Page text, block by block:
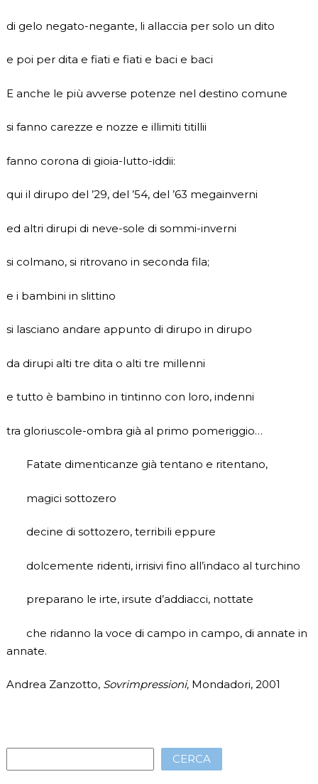
di gelo negato-negante, li allaccia per solo un dito
e poi per dita e fiati e fiati e baci e baci
E anche le più avverse potenze nel destino comune
si fanno carezze e nozze e illimiti titillii
fanno corona di gioia-lutto-iddii:
qui il dirupo del ’29, del ’54, del ’63 megainverni
ed altri dirupi di neve-sole di sommi-inverni
si colmano, si ritrovano in seconda fila;
e i bambini in slittino
si lasciano andare appunto di dirupo in dirupo
da dirupi alti tre dita o alti tre millenni
e tutto è bambino in tintinno con loro, indenni
tra gloriuscole-ombra già al primo pomeriggio…
Fatate dimenticanze già tentano e ritentano,
magici sottozero
decine di sottozero, terribili eppure
dolcemente ridenti, irrisivi fino all’indaco al turchino
preparano le irte, irsute d’addiacci, nottate
che ridanno la voce di campo in campo, di annate in
annate.
Andrea Zanzotto, Sovrimpressioni, Mondadori, 2001
CERCA